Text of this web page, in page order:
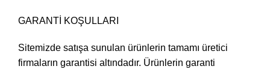
GARANTİ KOŞULLARI
Sitemizde satışa sunulan ürünlerin tamamı üretici
firmaların garantisi altındadır. Ürünlerin garanti